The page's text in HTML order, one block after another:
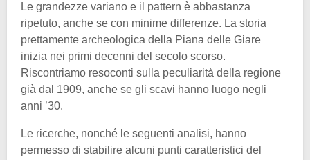
Le grandezze variano e il pattern è abbastanza
ripetuto, anche se con minime differenze. La storia
prettamente archeologica della Piana delle Giare
inizia nei primi decenni del secolo scorso.
Riscontriamo resoconti sulla peculiarità della regione
già dal 1909, anche se gli scavi hanno luogo negli
anni ’30.
Le ricerche, nonché le seguenti analisi, hanno
permesso di stabilire alcuni punti caratteristici del